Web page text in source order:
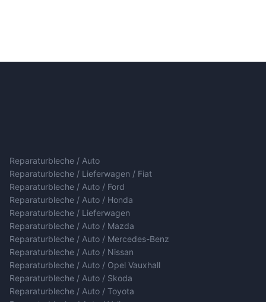
Reparaturbleche / Auto
Reparaturbleche / Lieferwagen / Fiat
Reparaturbleche / Auto / Ford
Reparaturbleche / Auto / Honda
Reparaturbleche / Lieferwagen
Reparaturbleche / Auto / Mazda
Reparaturbleche / Auto / Mercedes-Benz
Reparaturbleche / Auto / Nissan
Reparaturbleche / Auto / Opel Vauxhall
Reparaturbleche / Auto / Skoda
Reparaturbleche / Auto / Toyota